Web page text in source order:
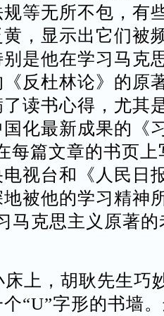
等无所不包，有
，显示出它们被
是他在学习马克
反杜林论》的原
读书心得，尤其
化最新成果的《
每篇文章的书页
视台和《人民日
被他的学习精神
马克思主义原著
上，胡耿先生巧
“U”字形的书墙